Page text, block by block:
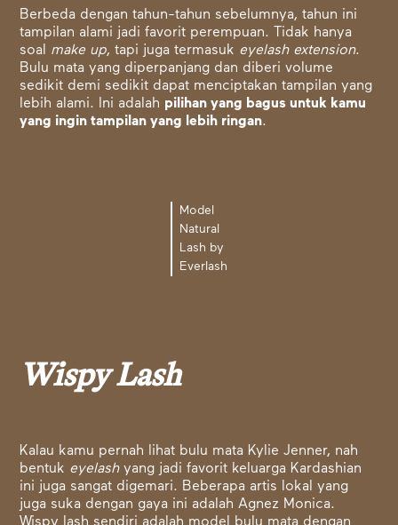
Berbeda dengan tahun-tahun sebelumnya, tahun ini
tampilan alami jadi favorit perempuan. Tidak hanya
soal make up, tapi juga termasuk eyelash extension.
Bulu mata yang diperpanjang dan diberi volume
sedikit demi sedikit dapat menciptakan tampilan yang
lebih alami. Ini adalah pilihan yang bagus untuk kamu
yang ingin tampilan yang lebih ringan.
Model
Natural
Lash by
Everlash
Wispy Lash
Kalau kamu pernah lihat bulu mata Kylie Jenner, nah
bentuk eyelashyang jadi favorit keluarga Kardashian
ini juga sangat digemari. Beberapa artis lokal yang
juga suka dengan gaya ini adalah Agnez Monica.